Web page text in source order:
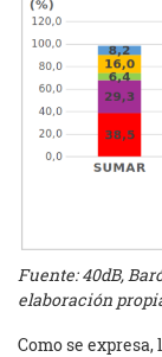
Fuente: 40dB,
elaboración
Como se